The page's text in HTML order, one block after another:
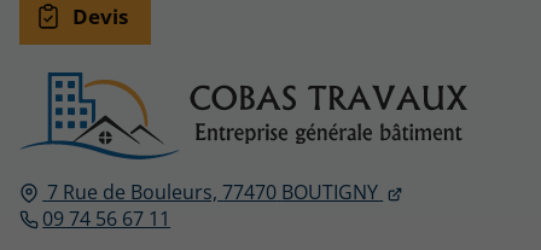
7 Rue de Bouleurs, 77470 BOUTIGNY
09 74 56 67 11
Devis